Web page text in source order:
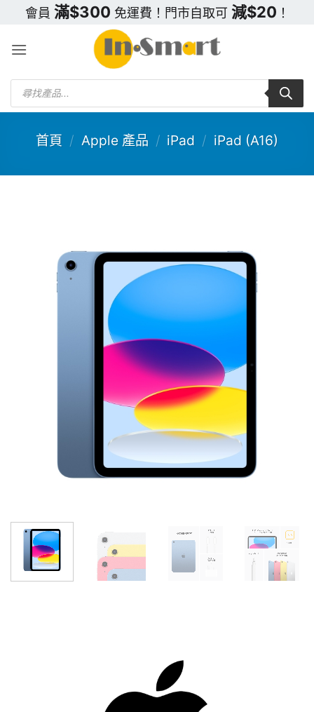
content
會員 滿$300 免運費！門市自取可 減$20 ！
Products
search
首頁 / Apple 產品 / iPad / iPad (A16)